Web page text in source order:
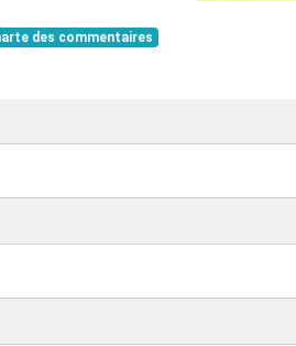
des commentaires